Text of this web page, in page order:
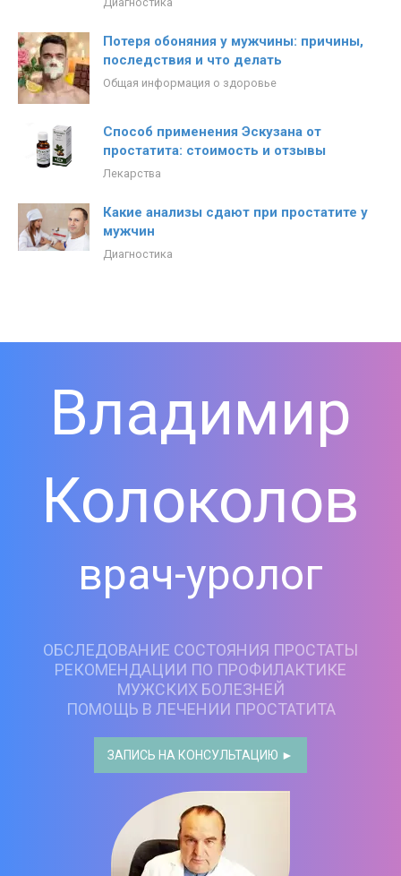
Потеря обоняния у мужчины: причины,
последствия и что делать
Общая информация о здоровье
Способ применения Эскузана от
простатита: стоимость и отзывы
Лекарства
Какие анализы сдают при простатите у
мужчин
Диагностика
Владимир
Колоколов
врач-уролог
ОБСЛЕДОВАНИЕ СОСТОЯНИЯ ПРОСТАТЫ
РЕКОМЕНДАЦИИ ПО ПРОФИЛАКТИКЕ
МУЖСКИХ БОЛЕЗНЕЙ
ПОМОЩЬ В ЛЕЧЕНИИ ПРОСТАТИТА
ЗАПИСЬ НА КОНСУЛЬТАЦИЮ ►